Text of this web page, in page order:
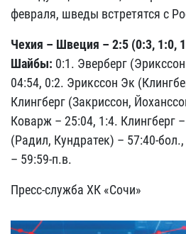
февраля, шведы встретятся с
Чехия – Швеция – 2:5 (0:3, 1:0,
Шайбы: 0:1. Эверберг
04:54, 0:2. Эрикссон Эк
Клингберг (Закриссон,
Коварж – 25:04, 1:4. Клингберг
(Радил, Кундратек) – 57:40-
– 59:59-п.в.
Пресс-служба ХК «Сочи»